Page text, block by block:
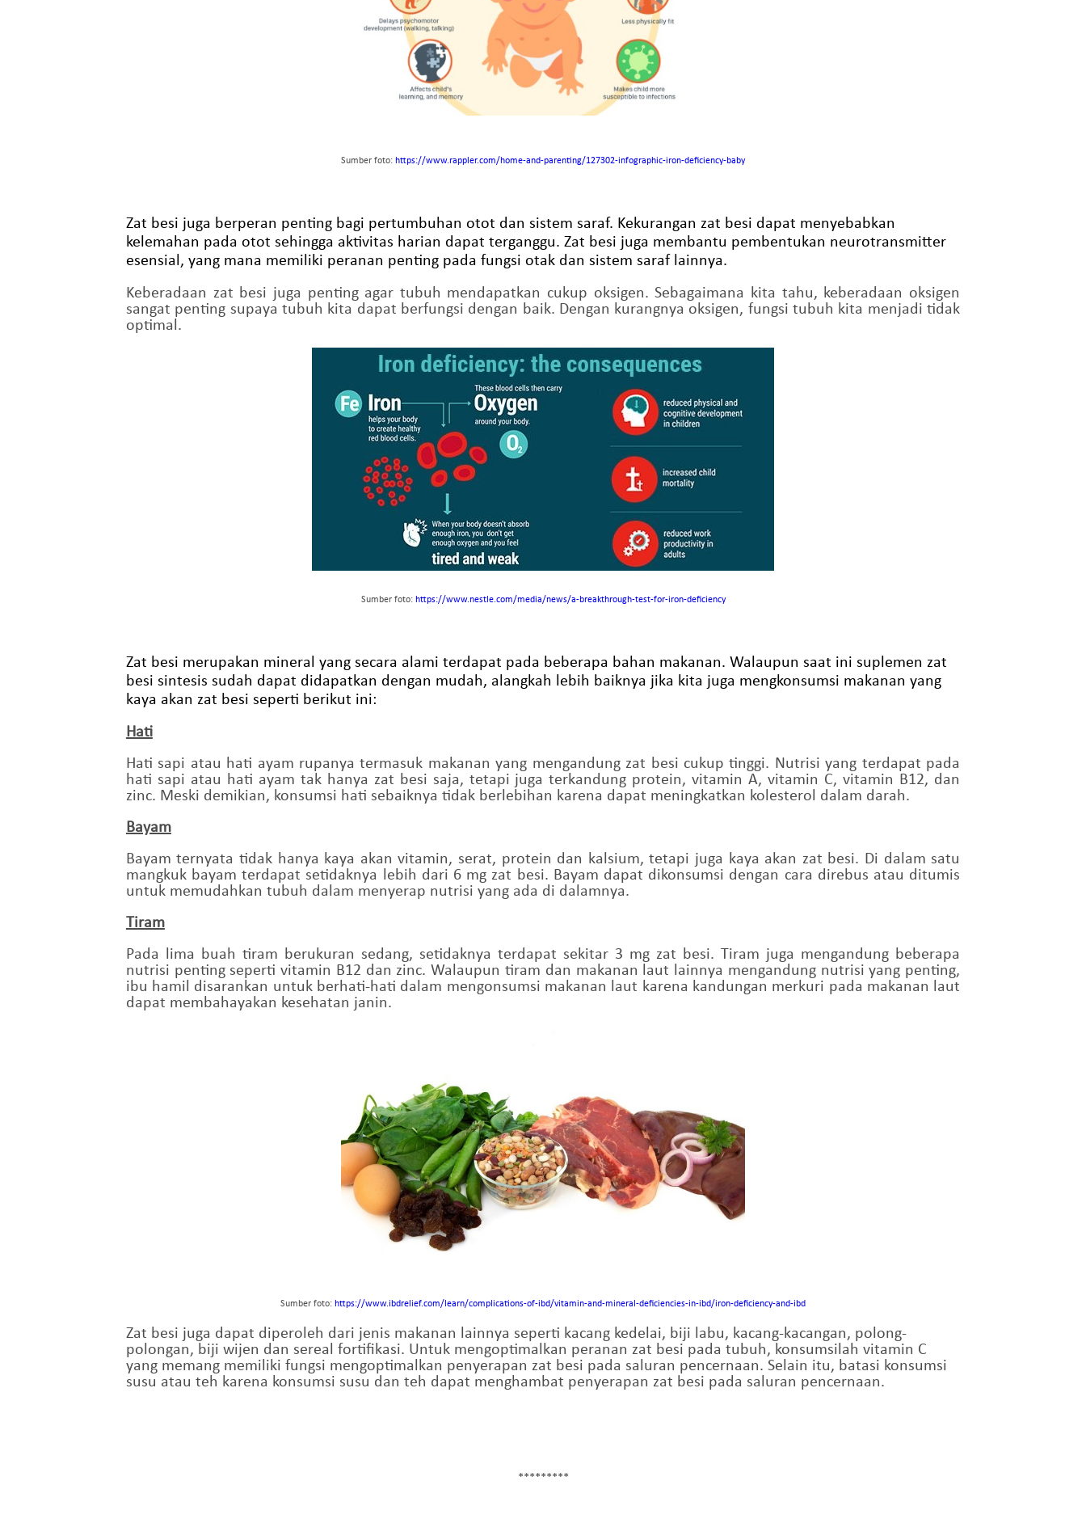
Sumber foto: https://www.rappler.com/home-and-parenting/127302-infographic-iron-deficiency-baby
Zat besi juga berperan penting bagi pertumbuhan otot dan sistem saraf. Kekurangan zat besi dapat menyebabkan
kelemahan pada otot sehingga aktivitas harian dapat terganggu. Zat besi juga membantu pembentukan neurotransmitter
esensial, yang mana memiliki peranan penting pada fungsi otak dan sistem saraf lainnya.
Keberadaan zat besi juga penting agar tubuh mendapatkan cukup oksigen. Sebagaimana kita tahu, keberadaan oksigen
sangat penting supaya tubuh kita dapat berfungsi dengan baik. Dengan kurangnya oksigen, fungsi tubuh kita menjadi tidak
optimal.
Sumber foto: https://www.nestle.com/media/news/a-breakthrough-test-for-iron-deficiency
Zat besi merupakan mineral yang secara alami terdapat pada beberapa bahan makanan. Walaupun saat ini suplemen zat
besi sintesis sudah dapat didapatkan dengan mudah, alangkah lebih baiknya jika kita juga mengkonsumsi makanan yang
kaya akan zat besi seperti berikut ini:
Hati
Hati sapi atau hati ayam rupanya termasuk makanan yang mengandung zat besi cukup tinggi. Nutrisi yang terdapat pada
hati sapi atau hati ayam tak hanya zat besi saja, tetapi juga terkandung protein, vitamin A, vitamin C, vitamin B12, dan
zinc. Meski demikian, konsumsi hati sebaiknya tidak berlebihan karena dapat meningkatkan kolesterol dalam darah.
Bayam
Bayam ternyata tidak hanya kaya akan vitamin, serat, protein dan kalsium, tetapi juga kaya akan zat besi. Di dalam satu
mangkuk bayam terdapat setidaknya lebih dari 6 mg zat besi. Bayam dapat dikonsumsi dengan cara direbus atau ditumis
untuk memudahkan tubuh dalam menyerap nutrisi yang ada di dalamnya.
Tiram
Pada lima buah tiram berukuran sedang, setidaknya terdapat sekitar 3 mg zat besi. Tiram juga mengandung beberapa
nutrisi penting seperti vitamin B12 dan zinc. Walaupun tiram dan makanan laut lainnya mengandung nutrisi yang penting,
ibu hamil disarankan untuk berhati-hati dalam mengonsumsi makanan laut karena kandungan merkuri pada makanan laut
dapat membahayakan kesehatan janin.
Sumber foto: https://www.ibdrelief.com/learn/complications-of-ibd/vitamin-and-mineral-deficiencies-in-ibd/iron-deficiency-and-ibd
Zat besi juga dapat diperoleh dari jenis makanan lainnya seperti kacang kedelai, biji labu, kacang-kacangan, polong-
polongan, biji wijen dan sereal fortifikasi. Untuk mengoptimalkan peranan zat besi pada tubuh, konsumsilah vitamin C
yang memang memiliki fungsi mengoptimalkan penyerapan zat besi pada saluran pencernaan. Selain itu, batasi konsumsi
susu atau teh karena konsumsi susu dan teh dapat menghambat penyerapan zat besi pada saluran pencernaan.
*********